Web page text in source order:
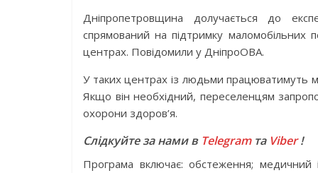
Дніпропетровщина долучається до
спрямований на підтримку маломобільних
центрах. Повідомили у ДніпроОВА.
У таких центрах із людьми працюватимуть
Якщо він необхідний, переселенцям
охорони здоров’я.
Слідкуйте за нами в Telegramта Viber!
Програма включає: обстеження; медичний